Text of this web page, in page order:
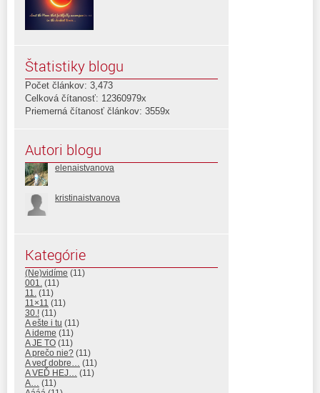
Štatistiky blogu
Počet článkov: 3,473
Celková čítanosť: 12360979x
Priemerná čítanosť článkov: 3559x
Autori blogu
elenaistvanova
kristinaistvanova
Kategórie
(Ne)vidíme (11)
001. (11)
11. (11)
11×11 (11)
30.! (11)
A ešte i tu (11)
A ideme (11)
A JE TO (11)
A prečo nie? (11)
A veď dobre… (11)
A VEĎ HEJ… (11)
A… (11)